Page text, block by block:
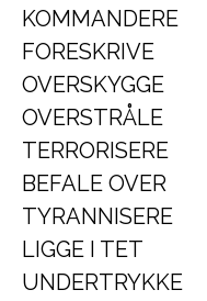
KOMMANDERE
FORESKRIVE
OVERSKYGGE
OVERSTRÅLE
TERRORISERE
BEFALE OVER
TYRANNISERE
LIGGE I TET
UNDERTRYKKE